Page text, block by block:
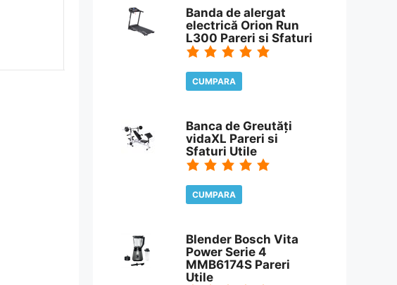
Banda de alergat
electrică Orion Run
L300 Pareri si Sfaturi
CUMPARA
Banca de Greutăți
vidaXL Pareri si
Sfaturi Utile
CUMPARA
Blender Bosch Vita
Power Serie 4
MMB6174S Pareri
Utile